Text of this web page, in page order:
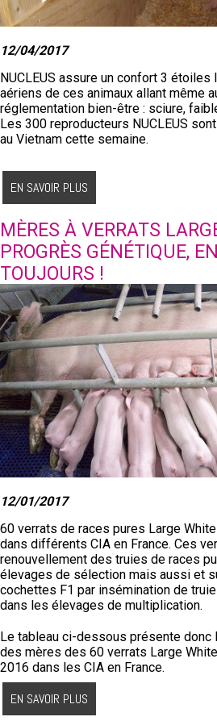
12/04/2017
NUCLEUS assure un confort 3
aériens de ces animaux allant même
réglementation bien-être : sciure,
Les 300 reproducteurs NUCLEUS
au Vietnam cette semaine.
EN SAVOIR PLUS
MÈRES À VERRATS
PROGRÈS GÉNÉTIQUE,
TOUJOURS !
12/01/2017
60 verrats de races pures Large
dans différents CIA en France. Ces
renouvellement des truies de races
élevages de sélection mais aussi et
cochettes F1 par insémination de
dans les élevages de multiplication.
Le tableau ci-dessous présente donc
des mères des 60 verrats Large
2016 dans les CIA en France.
EN SAVOIR PLUS